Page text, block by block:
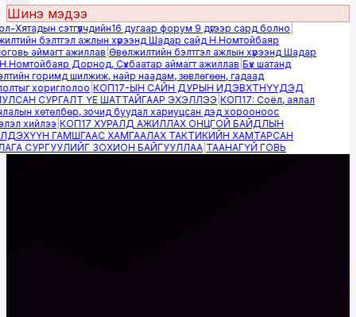
Шинэ мэдээ
сэтгүүлчдийн16 дугаар форум 9 дүгээр сард болно|
бэлтгэл ажлын хүрээнд Шадар сайд Н.Номтойбаяр
аймагт ажиллав|Өвөлжилтийн бэлтгэл ажлын хүрээнд Шадар
Дорнод, Сүхбаатар аймагт ажиллав|Бүх шатанд
горимд шилжиж, найр наадам, зөвлөгөөн, гадаад
хориглолоо|КОП17-ЫН САЙН ДУРЫН ИДЭВХТНҮҮДЭД
СУРГАЛТ ҮЕ ШАТТАЙГААР ЭХЭЛЛЭЭ|КОП17: Соёл, аялал
хөтөлбөр, зочид буудал хариуцсан дэд хорооноос
хийлээ|КОП17 ХУРАЛД АЖИЛЛАХ ОНЦГОЙ БАЙДЛЫН
ГАМШГААС ХАМГААЛАХ ТАКТИКИЙН ХАМТАРСАН
СУРГУУЛИЙГ ЗОХИОН БАЙГУУЛЛАА|ТААНАГҮЙ ГОВЬ